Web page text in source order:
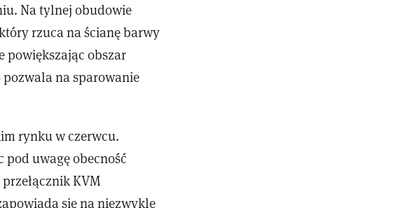
Na tylnej obudowie
rzuca na ścianę barwy
powiększając obszar
na sparowanie
rynku w czerwcu.
pod uwagę obecność
KVM
się na niezwykle